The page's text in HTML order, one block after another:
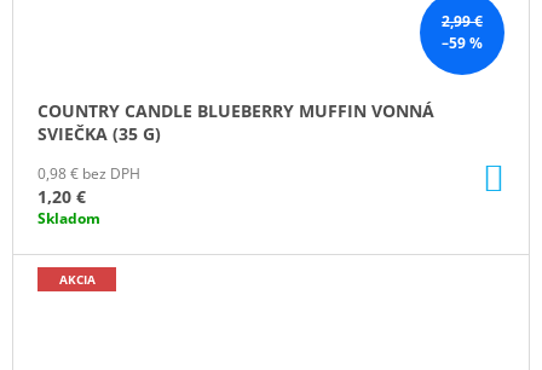
2,99 €
–59 %
COUNTRY CANDLE BLUEBERRY MUFFIN VONNÁ
SVIEČKA (35 G)
0,98 € bez DPH
1,20 €
Skladom
AKCIA